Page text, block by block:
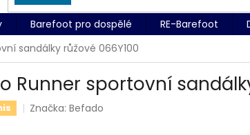
Barefoot pro dospělé RE-Barefoot
sandálky růžové 066Y100
Runner sportovní
Značka:Befado